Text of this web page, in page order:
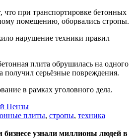
что при транспортировке бетонных
помещению, оборвались стропы.
нарушение техники правил
плита обрушилась на одного
серьёзные повреждения.
в рамках уголовного дела.
Пензы
плиты, стропы, техника
узнали миллионы людей в